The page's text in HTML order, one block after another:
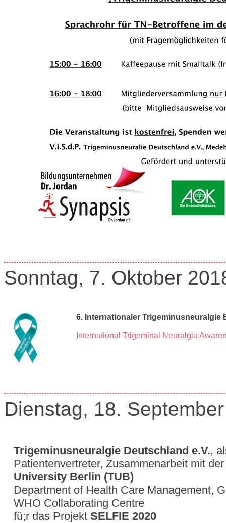
Sonntag, 7. Oktober
6. Internationaler Trigeminusneuralgie
International Trigeminal Neuralgia
Dienstag, 18.
Trigeminusneuralgie Deutschland e.V.,
Patientenvertreter, Zusammenarbeit mit
University Berlin (TUB)
Department of Health Care Management,
WHO Collaborating Centre
fü;r das Projekt SELFIE 2020